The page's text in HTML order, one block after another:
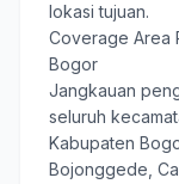
lokasi tujuan.
Coverage Area
Bogor
Jangkauan
seluruh
Kabupaten
Bojonggede,